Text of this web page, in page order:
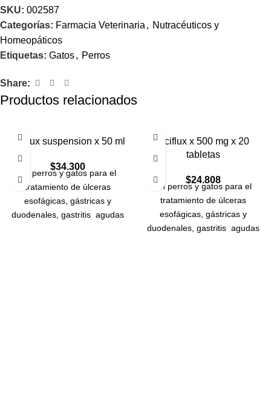
SKU: 002587
Categorías: Farmacia Veterinaria , Nutracéuticos y
Homeopáticos
Etiquetas: Gatos, Perros
Share:
Productos relacionados
Aciflux suspension x 50 ml
$34.300
En perros y gatos para el
tratamiento de úlceras
esofágicas, gástricas y
duodenales, gastritis agudas
Aciflux x 500 mg x 20
tabletas
$24.808
En perros y gatos para el
tratamiento de úlceras
esofágicas, gástricas y
duodenales, gastritis agudas